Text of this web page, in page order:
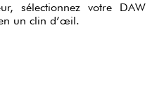
sélectionnez votre DAW
en un clin d’œil.